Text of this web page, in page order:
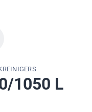
1050 L